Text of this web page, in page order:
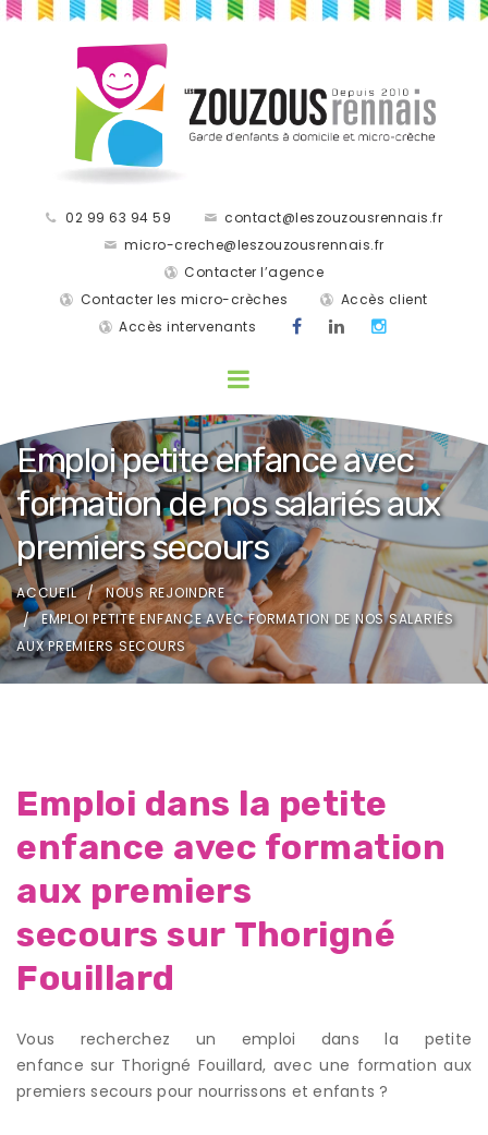
02 99 63 94 59
contact@leszouzousrennais.fr
micro-creche@leszouzousrennais.fr
Contacter l’agence
Contacter les micro-crèches
Accès client
Accès intervenants
Emploi petite enfance avec
formation de nos salariés aux
premiers secours
ACCUEIL
NOUS REJOINDRE
EMPLOI PETITE ENFANCE AVEC FORMATION DE NOS SALARIÉS
AUX PREMIERS SECOURS
Emploi dans la petite
enfance avec formation
aux premiers
secours sur Thorigné
Fouillard
Vous recherchez un emploi dans la petite
enfance sur Thorigné Fouillard, avec une formation aux
premiers secours pour nourrissons et enfants ?